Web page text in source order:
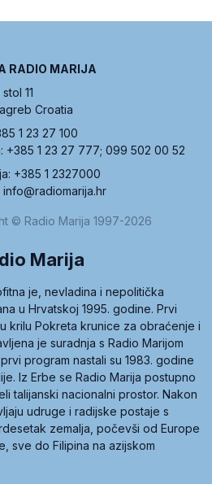
RADIO MARIJA
11
Croatia
1 23 27 100
+385 1 23 27 777; 099 502 00 52
+385 1 2327000
© Radio Marija 1997-2026
Marija
je, nevladina i nepolitička
u Hrvatskoj 1995. godine. Prvi
krilu Pokreta krunice za obraćenje i
je suradnja s Radio Marijom
program nastali su 1983. godine
Iz Erbe se Radio Marija postupno
talijanski nacionalni prostor. Nakon
udruge i radijske postaje s
zemalja, počevši od Europe
sve do Filipina na azijskom